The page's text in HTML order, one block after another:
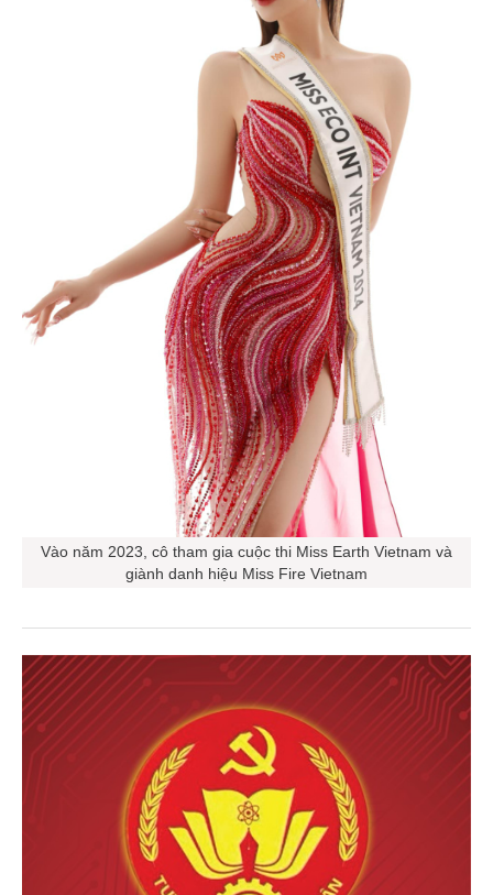
Vào năm 2023, cô tham gia cuộc thi Miss Earth Vietnam và
giành danh hiệu Miss Fire Vietnam